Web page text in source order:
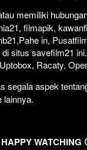
memiliki
filmapik,
in,
situs savefilm21
Racaty,
segala aspek
lainnya.
HAPPY WATCHING